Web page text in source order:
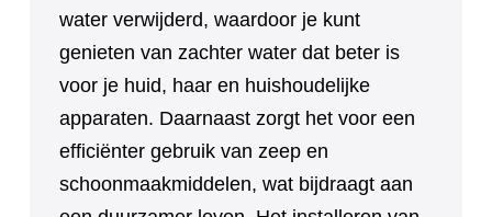
water verwijderd, waardoor je kunt
genieten van zachter water dat beter is
voor je huid, haar en huishoudelijke
apparaten. Daarnaast zorgt het voor een
efficiënter gebruik van zeep en
schoonmaakmiddelen, wat bijdraagt aan